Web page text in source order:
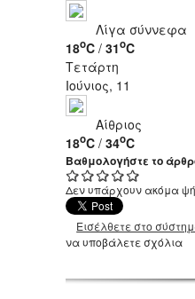
Λίγα σύννεφα
18oC / 31oC
Τετάρτη
Ιούνιος, 11
Αίθριος
18oC / 34oC
Βαθμολογήστε το
Δεν υπάρχουν ακόμα
Εισέλθετε στο
να υποβάλετε σχόλια